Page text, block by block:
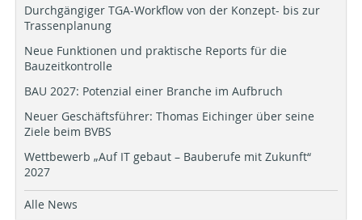
Durchgängiger TGA-Workflow von der Konzept- bis zur
Trassenplanung
Neue Funktionen und praktische Reports für die
Bauzeitkontrolle
BAU 2027: Potenzial einer Branche im Aufbruch
Neuer Geschäftsführer: Thomas Eichinger über seine
Ziele beim BVBS
Wettbewerb „Auf IT gebaut – Bauberufe mit Zukunft“
2027
Alle News